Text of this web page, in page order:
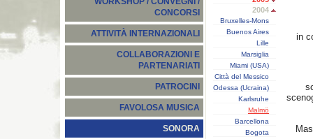
CONCORSI
ATTIVITÀ INTERNAZIONALI
COLLABORAZIONI E
PARTENARIATI
PATROCINI
FAVOLOSA MUSICA
SONORA
2004
Bruxelles-Mons
Buenos Aires
Lille
Marsiglia
Miami (USA)
Città del Messico
Odessa (Ucraina)
Karlsruhe
Malmö
Barcellona
Bogota
in